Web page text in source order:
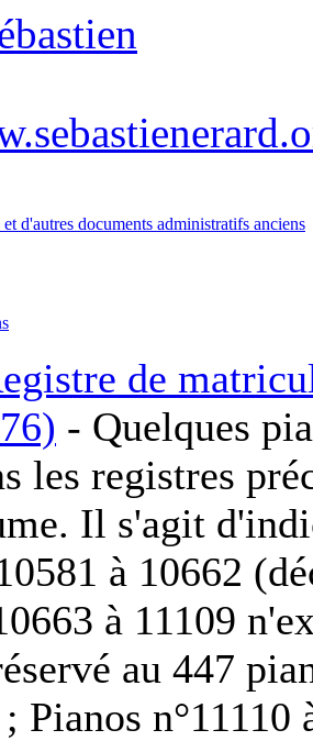
d'autres documents administratifs anciens
de
- Quelques
les registres
Il s'agit
à 10662
à 11109
au 447
Pianos